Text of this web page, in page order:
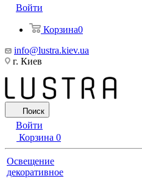
Войти
Корзина0
info@lustra.kiev.ua
г. Киев
Поиск
Войти
Корзина 0
Освещение
декоративное